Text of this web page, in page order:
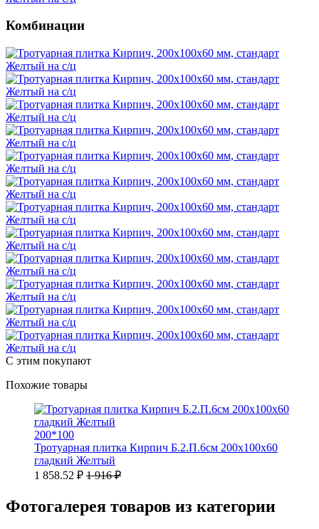
Комбинации
С этим покупают
Похожие товары
200*100
Тротуарная плитка Кирпич Б.2.П.6см 200х100х60
гладкий Желтый
1 858.52 ₽ 1 916 ₽
Фотогалерея товаров из категории